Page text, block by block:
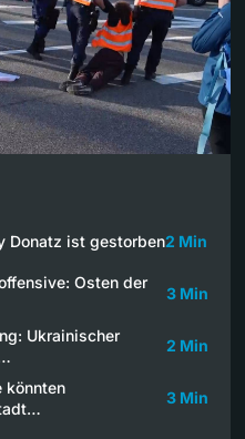
Donatz ist gestorben2 Min
Osten der
3 Min
Ukrainischer
2 Min
könnten
3 Min